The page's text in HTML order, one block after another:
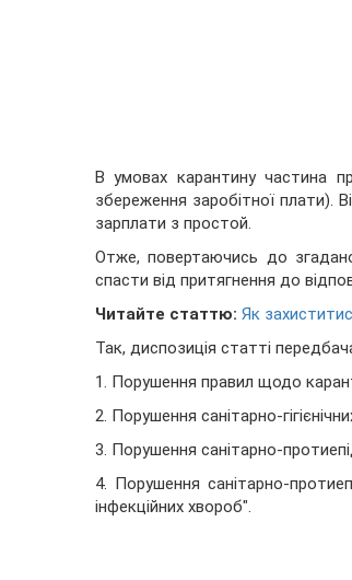
В умовах карантину частина
збереження заробітної плати).
зарплати з простой.
Отже, повертаючись до
спасти від притягнення до
Читайте статтю: Як
Так, диспозиція статті
1. Порушення правил щодо
2. Порушення санітарно-
3. Порушення санітарно-
4. Порушення санітарно-
інфекційних хвороб".